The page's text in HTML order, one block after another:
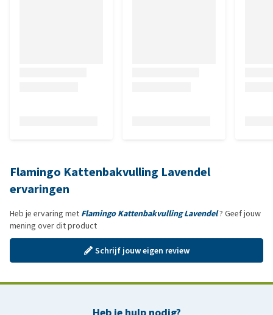
Flamingo Kattenbakvulling Lavendel
ervaringen
Heb je ervaring met Flamingo Kattenbakvulling Lavendel? Geef jouw
mening over dit product
Schrijf jouw eigen review